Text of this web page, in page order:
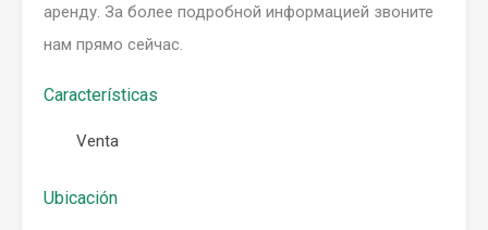
аренду. За более подробной информацией звоните
нам прямо сейчас.
Características
Venta
Ubicación